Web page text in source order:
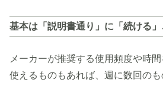
基本は「説明書通り」に「続ける」
メーカーが推奨する使用頻度や時
使えるものもあれば、週に数回のも